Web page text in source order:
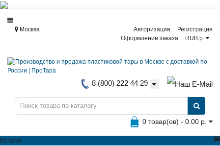
Москва Авторизация
Регистрация
Оформление заказа
RUB р.
8 (800) 222 44 29
0 товар(ов) - 0.00 р.
Каталог